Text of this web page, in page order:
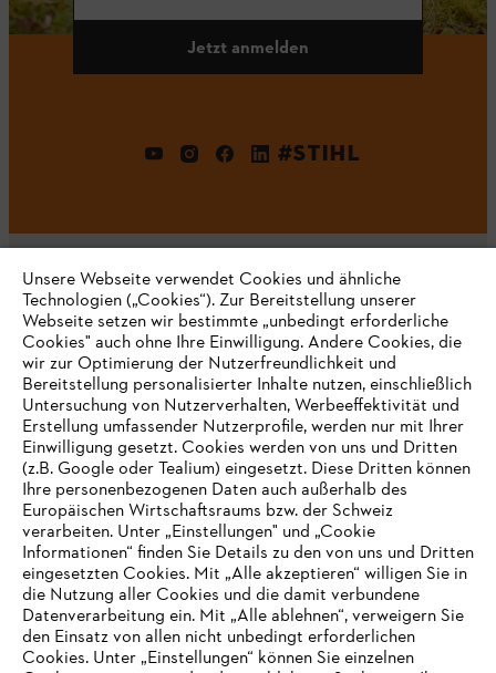
Jetzt anmelden
#STIHL
Unternehmen
Häufig gestellte Fragen
Support
Datenschutz Impressum Cookies
IHR BROWSER WIRD NICHT
UNTERSTÜTZT
Unsere Webseite verwendet Cookies und ähnliche
Technologien („Cookies“). Zur Bereitstellung unserer
Webseite setzen wir bestimmte „unbedingt erforderliche
Cookies" auch ohne Ihre Einwilligung. Andere Cookies, die
wir zur Optimierung der Nutzerfreundlichkeit und
Bereitstellung personalisierter Inhalte nutzen, einschließlich
Untersuchung von Nutzerverhalten, Werbeeffektivität und
Erstellung umfassender Nutzerprofile, werden nur mit Ihrer
Einwilligung gesetzt. Cookies werden von uns und Dritten
(z.B. Google oder Tealium) eingesetzt. Diese Dritten können
Ihre personenbezogenen Daten auch außerhalb des
Europäischen Wirtschaftsraums bzw. der Schweiz
verarbeiten. Unter „Einstellungen" und „Cookie
Informationen“ finden Sie Details zu den von uns und Dritten
eingesetzten Cookies. Mit „Alle akzeptieren“ willigen Sie in
die Nutzung aller Cookies und die damit verbundene
Datenverarbeitung ein. Mit „Alle ablehnen“, verweigern Sie
den Einsatz von allen nicht unbedingt erforderlichen
Cookies. Unter „Einstellungen“ können Sie einzelnen